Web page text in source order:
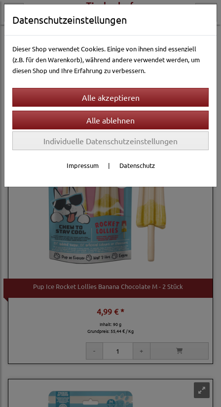
Hundewelt Hundesnacks Pup Ice
Sortierung wählen
Filter
Pup Ice Rocket Lollies Banana Chocolate M - 2 Stück
4,99 € *
Inhalt: 90 g
Grundpreis:55,44 € / Kg
Datenschutzeinstellungen
Dieser Shop verwendet Cookies. Einige von ihnen sind essenziell
(z.B. für den Warenkorb), während andere verwendet werden, um
diesen Shop und Ihre Erfahrung zu verbessern.
Individuelle Datenschutzeinstellungen
Impressum | Datenschutz